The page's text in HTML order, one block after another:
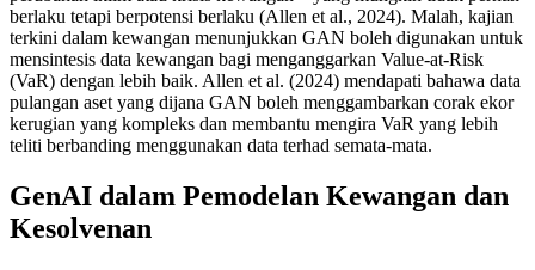
berlaku tetapi berpotensi berlaku (Allen et al., 2024). Malah, kajian
terkini dalam kewangan menunjukkan GAN boleh digunakan untuk
mensintesis data kewangan bagi menganggarkan Value-at-Risk
(VaR) dengan lebih baik. Allen et al. (2024) mendapati bahawa data
pulangan aset yang dijana GAN boleh menggambarkan corak ekor
kerugian yang kompleks dan membantu mengira VaR yang lebih
teliti berbanding menggunakan data terhad semata-mata​.
GenAI dalam Pemodelan Kewangan dan
Kesolvenan